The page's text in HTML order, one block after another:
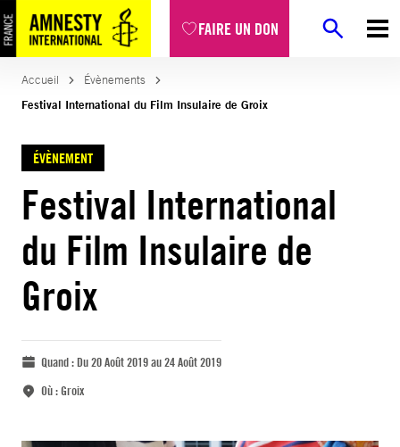
FAIRE UN DON
Accueil
Évènements
Festival International du Film Insulaire de Groix
ÉVÈNEMENT
Festival International
du Film Insulaire de
Groix
Quand :Du 20 Août 2019 au 24 Août 2019
Où :Groix